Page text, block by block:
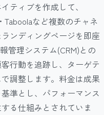
ティブを作成して、
Taboolaなど複数のチャネ
ンディングページを即座
管理システム(CRM)との
行動を追跡し、ターゲテ
調整します。料金は成果
準とし、パフォーマンス
る仕組みとされていま